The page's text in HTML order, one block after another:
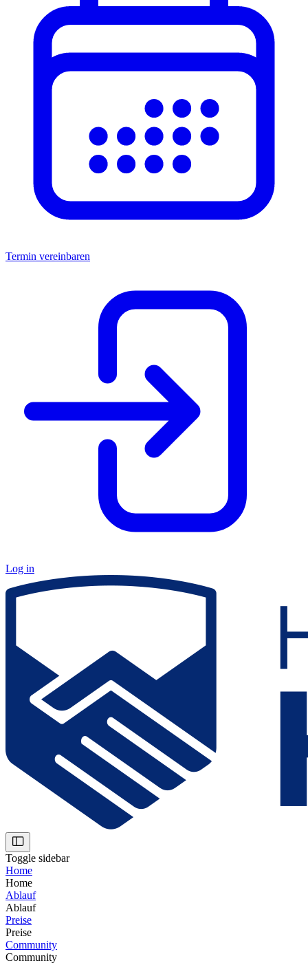
Termin vereinbaren
Log in
Toggle sidebar
Home
Home
Ablauf
Ablauf
Preise
Preise
Community
Community